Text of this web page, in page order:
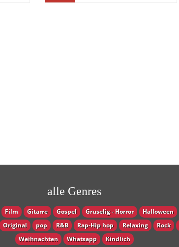
alle Genres
Film Gitarre Gospel Gruselig - Horror Halloween
Original pop R&B Rap-Hip hop Relaxing Rock
Weihnachten
Whatsapp Кindlich